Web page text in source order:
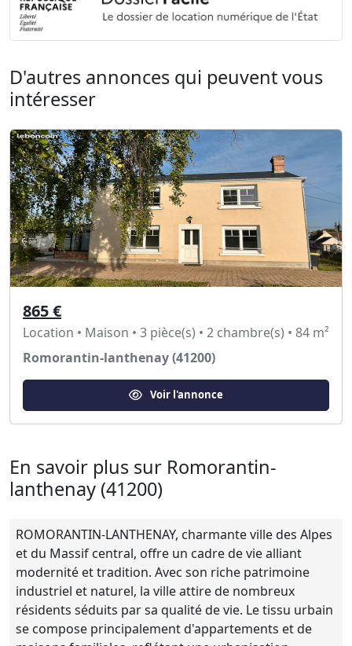
D'autres annonces qui peuvent vous
intéresser
865 €
Location • Maison • 3 pièce(s) • 2 chambre(s) • 84 m²
Romorantin-lanthenay (41200)
Voir l'annonce
En savoir plus sur Romorantin-
lanthenay (41200)
ROMORANTIN-LANTHENAY, charmante ville des Alpes
et du Massif central, offre un cadre de vie alliant
modernité et tradition. Avec son riche patrimoine
industriel et naturel, la ville attire de nombreux
résidents séduits par sa qualité de vie. Le tissu urbain
se compose principalement d'appartements et de